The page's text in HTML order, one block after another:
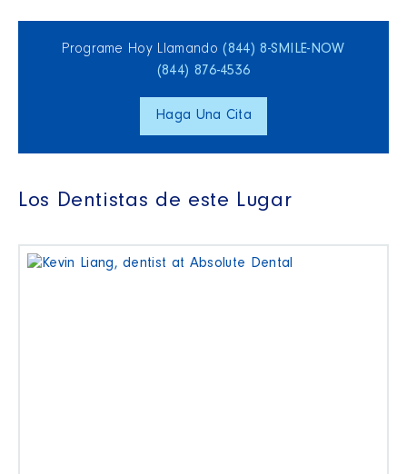
Programe Hoy Llamando(844) 8‑SMILE‑NOW
(844) 876‑4536
Haga Una Cita
Los Dentistas de este Lugar